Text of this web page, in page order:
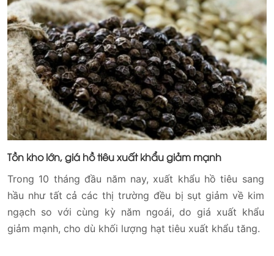
Tồn kho lớn, giá hồ tiêu xuất khẩu giảm mạnh
Trong 10 tháng đầu năm nay, xuất khẩu hồ tiêu sang
hầu như tất cả các thị trường đều bị sụt giảm về kim
ngạch so với cùng kỳ năm ngoái, do giá xuất khẩu
giảm mạnh, cho dù khối lượng hạt tiêu xuất khẩu tăng.